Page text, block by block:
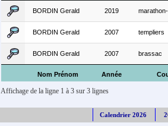
Nom Prénom Année
BORDIN Gerald 2019
BORDIN Gerald 2007 templiers
BORDIN Gerald 2007 brassac
Affichage de la ligne 1 à 3 sur 3 lignes
Calendrier 2026